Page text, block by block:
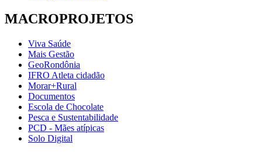
MACROPROJETOS
Viva Saúde
Mais Gestão
GeoRondônia
IFRO Atleta cidadão
Morar+Rural
Documentos
Escola de Chocolate
Pesca e Sustentabilidade
PCD - Mães atípicas
Solo Digital